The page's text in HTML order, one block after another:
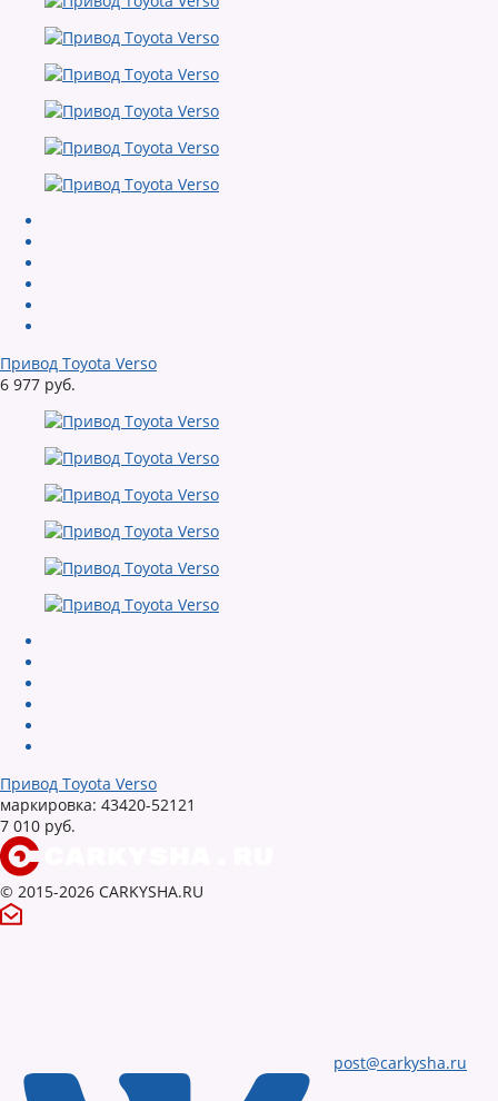
Привод Toyota Verso
6 977 руб.
Привод Toyota Verso
маркировка: 43420-52121
7 010 руб.
© 2015-2026 CARKYSHA.RU
post@carkysha.ru